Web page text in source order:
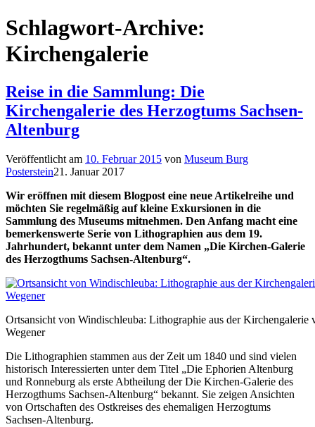
Schlagwort-Archive:
Kirchengalerie
Reise in die Sammlung: Die
Kirchengalerie des Herzogtums Sachsen-
Altenburg
Veröffentlicht am 10. Februar 2015 von Museum Burg
Posterstein21. Januar 2017
Wir eröffnen mit diesem Blogpost eine neue Artikelreihe und
möchten Sie regelmäßig auf kleine Exkursionen in die
Sammlung des Museums mitnehmen. Den Anfang macht eine
bemerkenswerte Serie von Lithographien aus dem 19.
Jahrhundert, bekannt unter dem Namen „Die Kirchen-Galerie
des Herzogthums Sachsen-Altenburg“.
Ortsansicht von Windischleuba: Lithographie aus der Kirchengalerie
Wegener
Die Lithographien stammen aus der Zeit um 1840 und sind vielen
historisch Interessierten unter dem Titel „Die Ephorien Altenburg
und Ronneburg als erste Abtheilung der Die Kirchen-Galerie des
Herzogthums Sachsen-Altenburg“ bekannt. Sie zeigen Ansichten
von Ortschaften des Ostkreises des ehemaligen Herzogtums
Sachsen-Altenburg.